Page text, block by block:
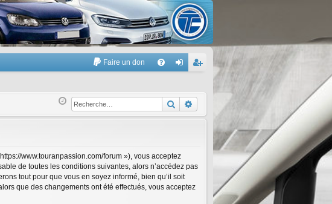
Faire un don
Q ne
xi
nr
eg
RechercherRecherche avancée
www.touranpassion.com/forum »), vous acceptez
de toutes les conditions suivantes, alors n’accédez pas
tout pour que vous en soyez informé, bien qu’il soit
que des changements ont été effectués, vous acceptez